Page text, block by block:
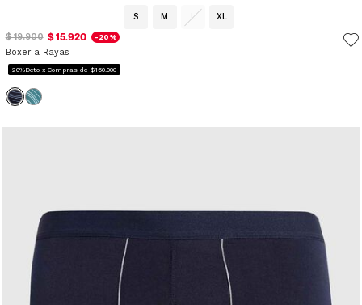
S M L
XL
$ 19.900 $ 15.920 -20%
Boxer a Rayas
20%Dcto x Compras de $160.000